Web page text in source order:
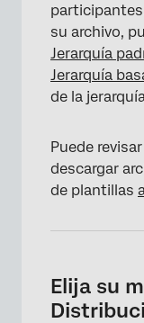
su archivo,
Jerarquía
Jerarquía
de la
Puede
descargar
de plantillas
Elija su